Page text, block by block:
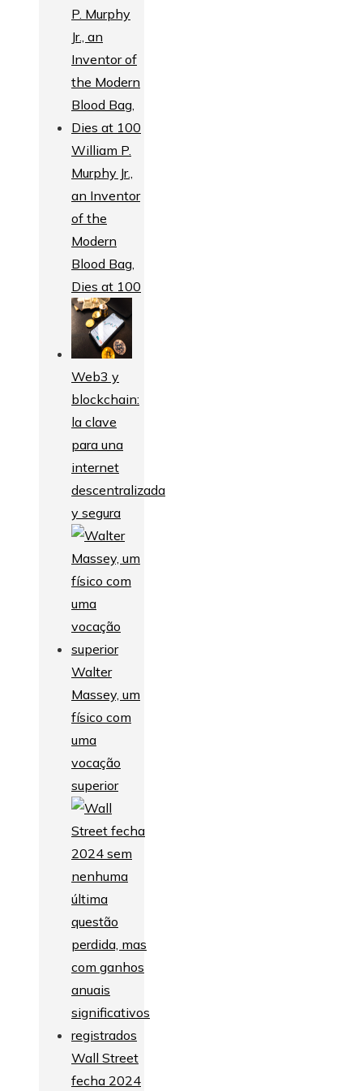
William P.
Murphy Jr.,
an Inventor
of the
Modern
Blood Bag,
Dies at 100
Web3 y
blockchain:
la clave
para una
internet
descentralizada
y segura
Walter
Massey, um
físico com
uma
vocação
superior
Wall Street
fecha 2024